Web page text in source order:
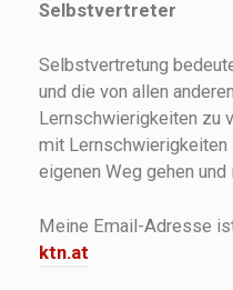
Selbstvertreter
Selbstvertretung
und die von allen
Lernschwierigkeiten zu
mit Lernschwierigkeiten
eigenen Weg gehen und
Meine Email-Adresse
ktn.at